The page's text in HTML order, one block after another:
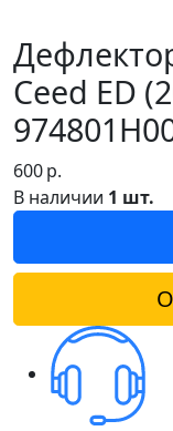
Ceed ED
600р.
В наличии 1 шт.